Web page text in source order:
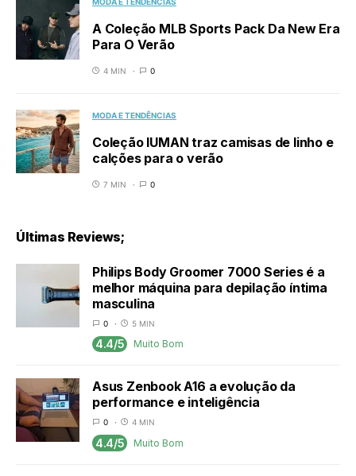
A Coleção MLB Sports Pack Da New Era
Para O Verão
4 MIN 0
MODA E TENDÊNCIAS
Coleção IUMAN traz camisas de linho e
calções para o verão
7 MIN 0
Últimas Reviews;
Philips Body Groomer 7000 Series é a
melhor máquina para depilação íntima
masculina
0 5 MIN
4.4/5 Muito Bom
Asus Zenbook A16 a evolução da
performance e inteligência
0 4 MIN
4.4/5 Muito Bom